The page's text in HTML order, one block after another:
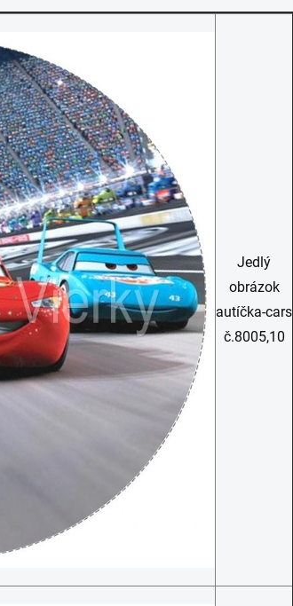
Jedlý
obrázok
autíčka-cars
č.8005,10